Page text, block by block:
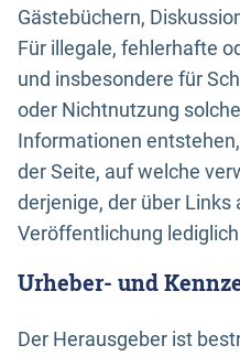
Gästebüchern,
Für illegale, fehlerhafte
und insbesondere für
oder Nichtnutzung
Informationen
der Seite, auf welche
derjenige, der über Links
Veröffentlichung
Urheber- und
Der Herausgeber ist